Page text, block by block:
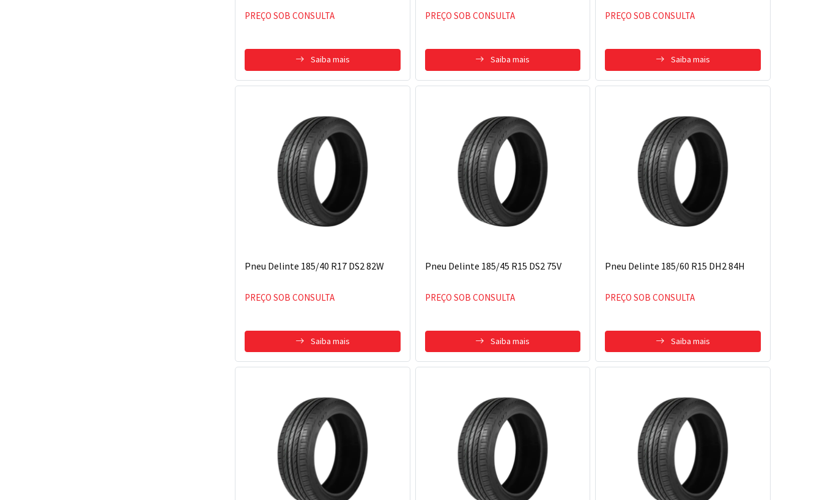
PREÇO SOB CONSULTA
Saiba mais
PREÇO SOB CONSULTA
Saiba mais
PREÇO SOB CONSULTA
Saiba mais
Pneu Delinte 185/40 R17 DS2 82W
PREÇO SOB CONSULTA
Saiba mais
Pneu Delinte 185/45 R15 DS2 75V
PREÇO SOB CONSULTA
Saiba mais
Pneu Delinte 185/60 R15 DH2 84H
PREÇO SOB CONSULTA
Saiba mais